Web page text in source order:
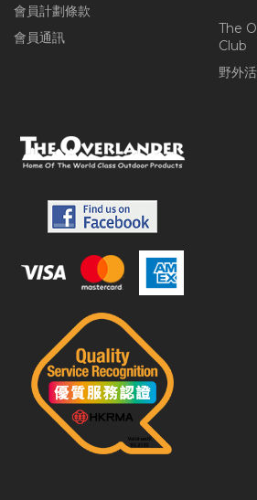
會員計劃條款
會員通訊
The
Club
野外